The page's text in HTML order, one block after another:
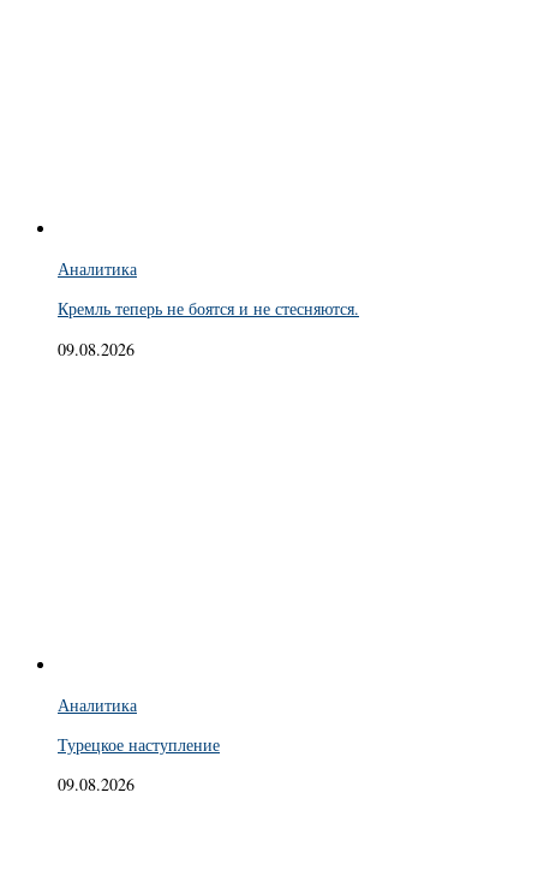
Аналитика
Кремль теперь не боятся и не стесняются.
09.08.2026
Аналитика
Турецкое наступление
09.08.2026